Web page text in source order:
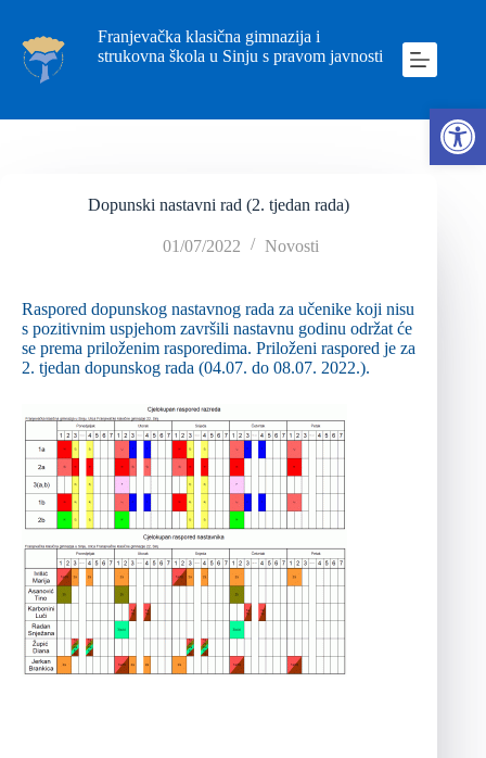
Franjevačka klasična gimnazija i
strukovna škola u Sinju s pravom javnosti
Dopunski nastavni rad (2. tjedan rada)
01/07/2022 Novosti
Raspored dopunskog nastavnog rada za učenike koji nisu
s pozitivnim uspjehom završili nastavnu godinu održat će
se prema priloženim rasporedima. Priloženi raspored je za
2. tjedan dopunskog rada (04.07. do 08.07. 2022.).